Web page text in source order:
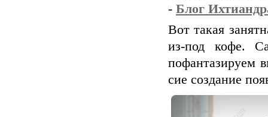
- Блог
Вот такая
из-под кофе.
пофантазируем
сие создание